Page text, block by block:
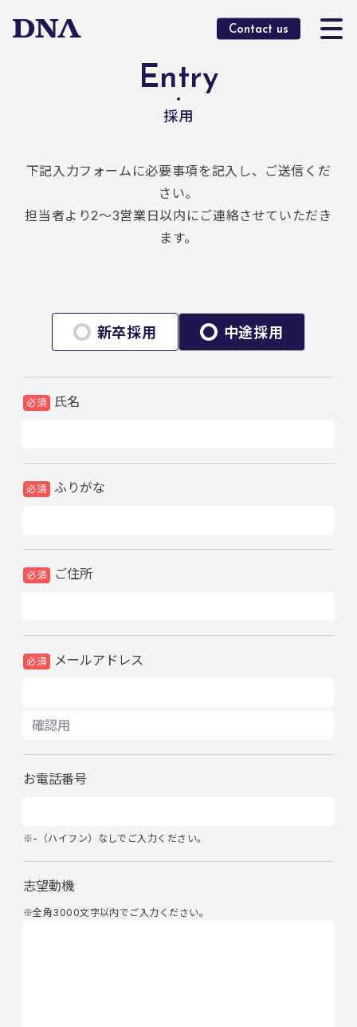
Contact us
Entry
採用
下記入力フォームに必要事項を記入し、ご送信くだ
さい。
担当者より2～3営業日以内にご連絡させていただき
ます。
新卒採用 中途採用
氏名
ふりがな
ご住所
メールアドレス
お電話番号
※-（ハイフン）なしでご入力ください。
志望動機
※全角3000文字以内でご入力ください。